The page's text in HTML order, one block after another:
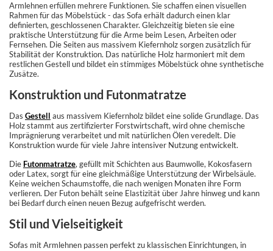
Armlehnen erfüllen mehrere Funktionen. Sie schaffen einen visuellen
Rahmen für das Möbelstück - das Sofa erhält dadurch einen klar
definierten, geschlossenen Charakter. Gleichzeitig bieten sie eine
praktische Unterstützung für die Arme beim Lesen, Arbeiten oder
Fernsehen. Die Seiten aus massivem Kiefernholz sorgen zusätzlich für
Stabilität der Konstruktion. Das natürliche Holz harmoniert mit dem
restlichen Gestell und bildet ein stimmiges Möbelstück ohne synthetische
Zusätze.
Konstruktion und Futonmatratze
Das Gestell aus massivem Kiefernholz bildet eine solide Grundlage. Das
Holz stammt aus zertifizierter Forstwirtschaft, wird ohne chemische
Imprägnierung verarbeitet und mit natürlichen Ölen veredelt. Die
Konstruktion wurde für viele Jahre intensiver Nutzung entwickelt.
Die Futonmatratze, gefüllt mit Schichten aus Baumwolle, Kokosfasern
oder Latex, sorgt für eine gleichmäßige Unterstützung der Wirbelsäule.
Keine weichen Schaumstoffe, die nach wenigen Monaten ihre Form
verlieren. Der Futon behält seine Elastizität über Jahre hinweg und kann
bei Bedarf durch einen neuen Bezug aufgefrischt werden.
Stil und Vielseitigkeit
Sofas mit Armlehnen passen perfekt zu klassischen Einrichtungen, in